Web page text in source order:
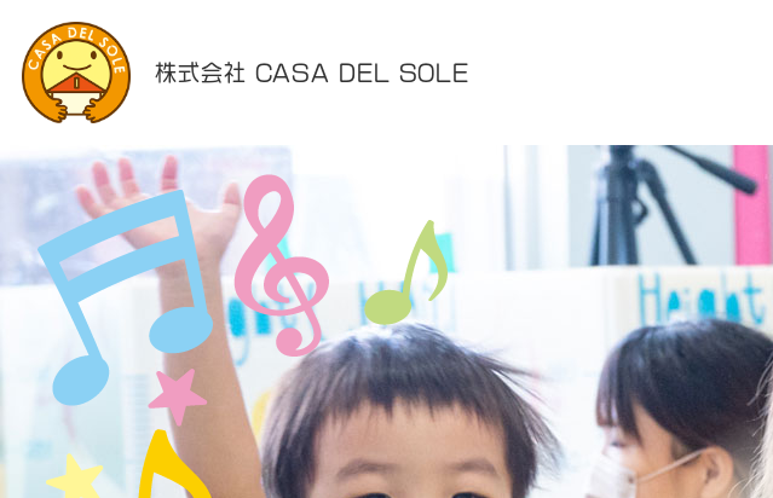
株式会社 CASA DEL SOLE
企業主導型保育園
花音保育園